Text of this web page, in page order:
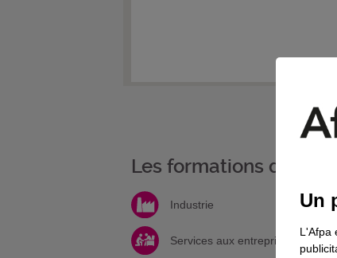
Les formations de
Industrie
Services aux entreprises et à la
Un
L'Afpa